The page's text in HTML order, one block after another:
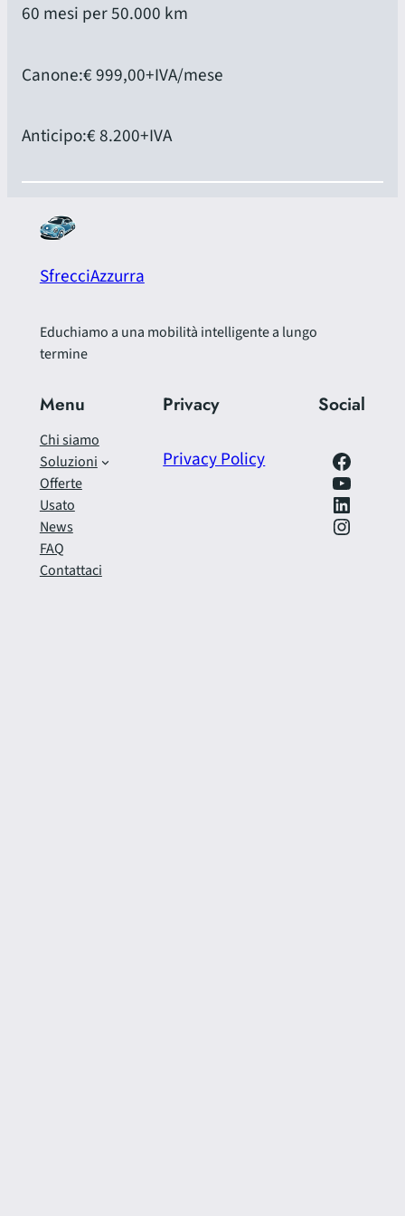
60 mesi per 50.000 km
Canone:€ 999,00+IVA/mese
Anticipo:€ 8.200+IVA
SfrecciAzzurra
Educhiamo a una mobilità intelligente a lungo
termine
Menu
Chi siamo
Soluzioni
Offerte
Usato
News
FAQ
Contattaci
Privacy
Privacy Policy
Social
Facebook
https://www.youtube.com/@SfrecciAzzurra
LinkedIn
Instagram